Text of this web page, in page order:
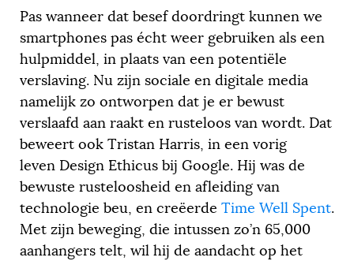
Pas wanneer dat besef doordringt kunnen we
smartphones pas écht weer gebruiken als een
hulpmiddel, in plaats van een potentiële
verslaving. Nu zijn sociale en digitale media
namelijk zo ontworpen dat je er bewust
verslaafd aan raakt en rusteloos van wordt. Dat
beweert ook Tristan Harris, in een vorig
leven Design Ethicus bij Google. Hij was de
bewuste rusteloosheid en afleiding van
technologie beu, en creëerde Time Well Spent.
Met zijn beweging, die intussen zo’n 65,000
aanhangers telt, wil hij de aandacht op het